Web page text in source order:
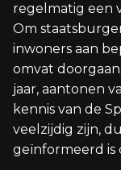
regelmatig een
Om
inwoners aan
omvat
jaar, aantonen
kennis van de
veelzijdig zijn,
geïnformeerd is